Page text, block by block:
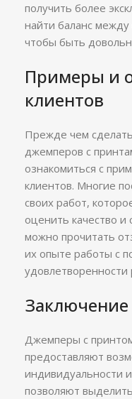
получить более
найти баланс
чтобы быть
Примеры и
клиентов
Прежде чем
джемперов с
ознакомиться с
клиентов. Многие
своих работ,
оценить качество
можно прочитать
их опыте работы с
удовлетворенности
Заключение
Джемперы с
предоставляют
индивидуальности
позволяют